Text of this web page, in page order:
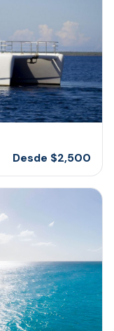
Desde $2,500